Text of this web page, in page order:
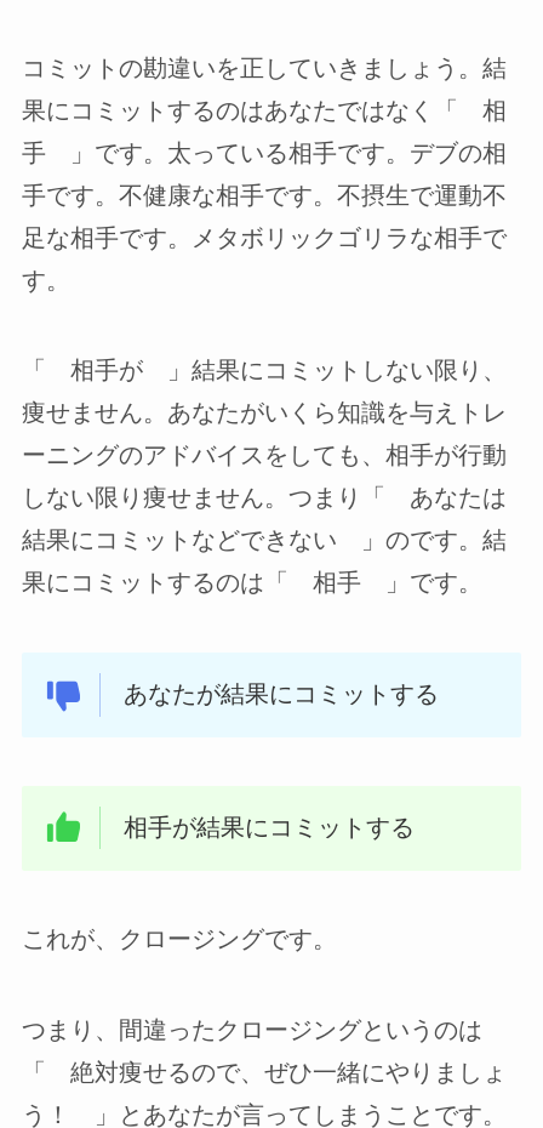
コミットの勘違いを正していきましょう。結
果にコミットするのはあなたではなく「 相
手 」です。太っている相手です。デブの相
手です。不健康な相手です。不摂生で運動不
足な相手です。メタボリックゴリラな相手で
す。
「 相手が 」結果にコミットしない限り、
痩せません。あなたがいくら知識を与えトレ
ーニングのアドバイスをしても、相手が行動
しない限り痩せません。つまり「 あなたは
結果にコミットなどできない 」のです。結
果にコミットするのは「 相手 」です。
あなたが結果にコミットする
相手が結果にコミットする
これが、クロージングです。
つまり、間違ったクロージングというのは
「 絶対痩せるので、ぜひ一緒にやりましょ
う！ 」とあなたが言ってしまうことです。